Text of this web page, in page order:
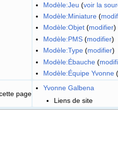
Modèle:Jeu (voir la
Modèle:Miniature(
Modèle:Objet(modifier)
Modèle:PMS(modifier)
Modèle:Type(modifier)
Modèle:Ébauche(
Modèle:Équipe Yvonne(
page
Yvonne Galbena
Liens de site